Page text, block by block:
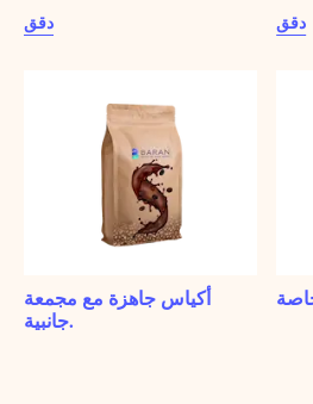
دقق دقق
أكياس جاهزة مع مجمعة
جانبية.